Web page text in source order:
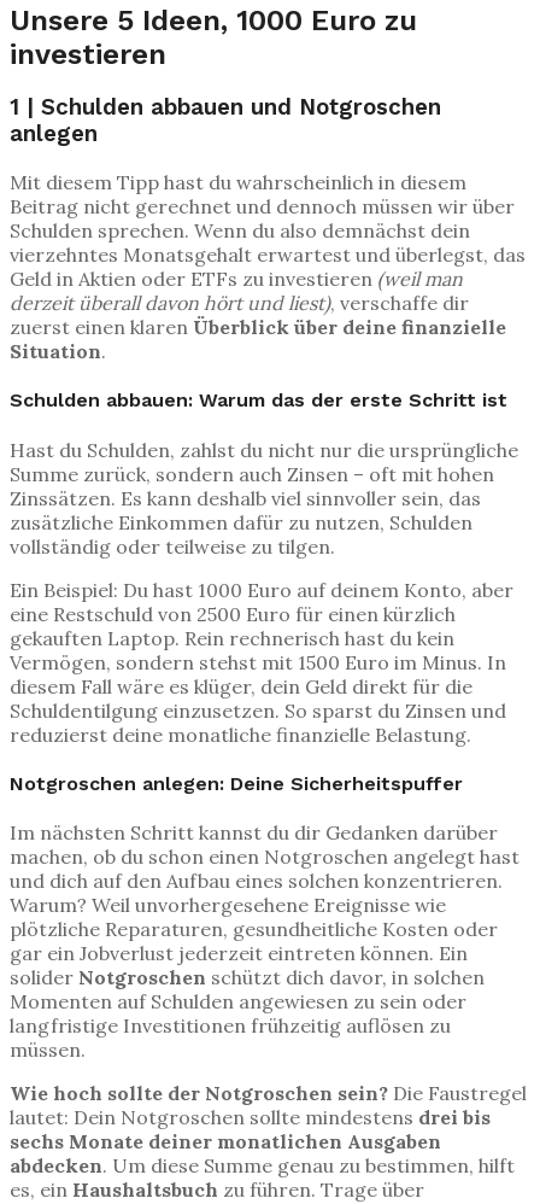
Unsere 5 Ideen, 1000 Euro zu
investieren
1 | Schulden abbauen und Notgroschen
anlegen
Mit diesem Tipp hast du wahrscheinlich in diesem
Beitrag nicht gerechnet und dennoch müssen wir über
Schulden sprechen. Wenn du also demnächst dein
vierzehntes Monatsgehalt erwartest und überlegst, das
Geld in Aktien oder ETFs zu investieren (weil man
derzeit überall davon hört und liest), verschaffe dir
zuerst einen klaren Überblick über deine finanzielle
Situation.
Schulden abbauen: Warum das der erste Schritt ist
Hast du Schulden, zahlst du nicht nur die ursprüngliche
Summe zurück, sondern auch Zinsen – oft mit hohen
Zinssätzen. Es kann deshalb viel sinnvoller sein, das
zusätzliche Einkommen dafür zu nutzen, Schulden
vollständig oder teilweise zu tilgen.
Ein Beispiel: Du hast 1000 Euro auf deinem Konto, aber
eine Restschuld von 2500 Euro für einen kürzlich
gekauften Laptop. Rein rechnerisch hast du kein
Vermögen, sondern stehst mit 1500 Euro im Minus. In
diesem Fall wäre es klüger, dein Geld direkt für die
Schuldentilgung einzusetzen. So sparst du Zinsen und
reduzierst deine monatliche finanzielle Belastung.
Notgroschen anlegen: Deine Sicherheitspuffer
Im nächsten Schritt kannst du dir Gedanken darüber
machen, ob du schon einen Notgroschen angelegt hast
und dich auf den Aufbau eines solchen konzentrieren.
Warum? Weil unvorhergesehene Ereignisse wie
plötzliche Reparaturen, gesundheitliche Kosten oder
gar ein Jobverlust jederzeit eintreten können. Ein
solider Notgroschen schützt dich davor, in solchen
Momenten auf Schulden angewiesen zu sein oder
langfristige Investitionen frühzeitig auflösen zu
müssen.
Wie hoch sollte der Notgroschen sein? Die Faustregel
lautet: Dein Notgroschen sollte mindestens drei bis
sechs Monate deiner monatlichen Ausgaben
abdecken. Um diese Summe genau zu bestimmen, hilft
es, ein Haushaltsbuch zu führen. Trage über